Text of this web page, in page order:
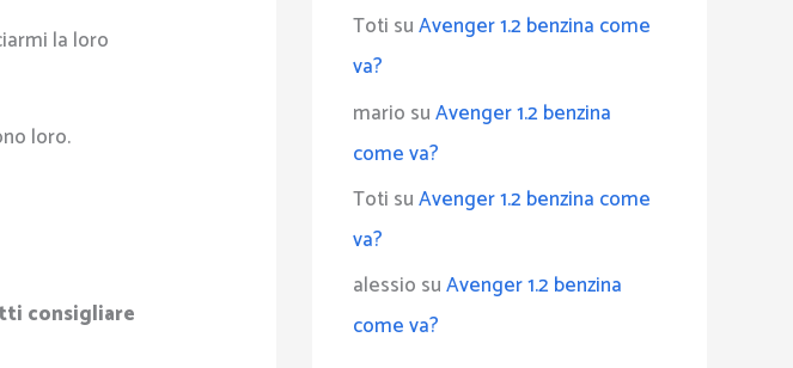
la loro
loro.
consigliare
Toti suAvenger 1.2 benzina come
va?
mario suAvenger 1.2 benzina
come va?
Toti suAvenger 1.2 benzina come
va?
alessio suAvenger 1.2 benzina
come va?